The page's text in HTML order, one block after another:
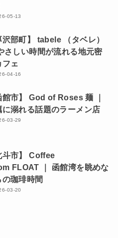
05-13
沢部町】 tabele （タベレ）
さしい時間が流れる地元密
フェ
04-16
館市】 God of Roses 麺 ｜
に溺れる話題のラーメン店
03-29
斗市】 Coffee
FLOAT ｜ 函館湾を眺めな
の珈琲時間
03-20